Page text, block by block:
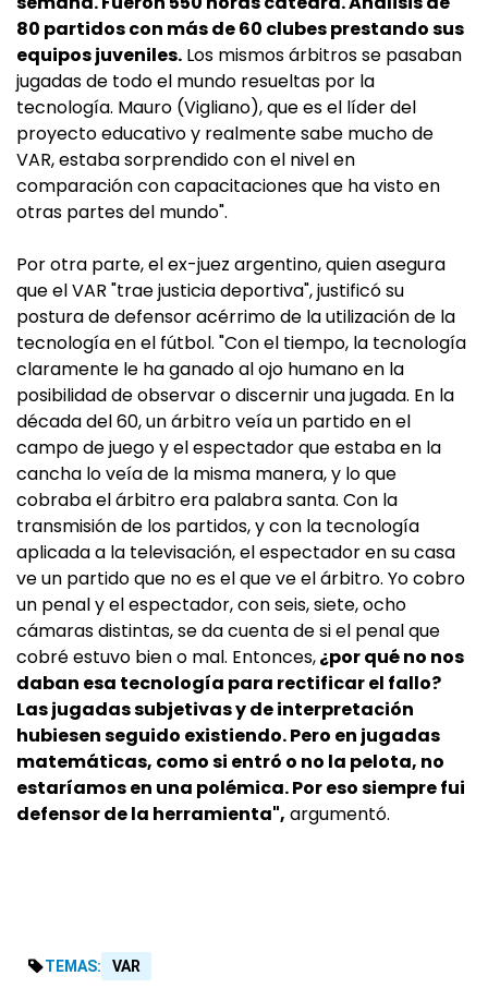
80 partidos con más de 60 clubes prestando sus
equipos juveniles. Los mismos árbitros se pasaban
jugadas de todo el mundo resueltas por la
tecnología. Mauro (Vigliano), que es el líder del
proyecto educativo y realmente sabe mucho de
VAR, estaba sorprendido con el nivel en
comparación con capacitaciones que ha visto en
otras partes del mundo".
Por otra parte, el ex-juez argentino, quien asegura
que el VAR "trae justicia deportiva", justificó su
postura de defensor acérrimo de la utilización de la
tecnología en el fútbol. "Con el tiempo, la tecnología
claramente le ha ganado al ojo humano en la
posibilidad de observar o discernir una jugada. En la
década del 60, un árbitro veía un partido en el
campo de juego y el espectador que estaba en la
cancha lo veía de la misma manera, y lo que
cobraba el árbitro era palabra santa. Con la
transmisión de los partidos, y con la tecnología
aplicada a la televisación, el espectador en su casa
ve un partido que no es el que ve el árbitro. Yo cobro
un penal y el espectador, con seis, siete, ocho
cámaras distintas, se da cuenta de si el penal que
cobré estuvo bien o mal. Entonces,¿por qué no nos
daban esa tecnología para rectificar el fallo?
Las jugadas subjetivas y de interpretación
hubiesen seguido existiendo. Pero en jugadas
matemáticas, como si entró o no la pelota, no
estaríamos en una polémica. Por eso siempre fui
defensor de la herramienta", argumentó.
TEMAS: VAR